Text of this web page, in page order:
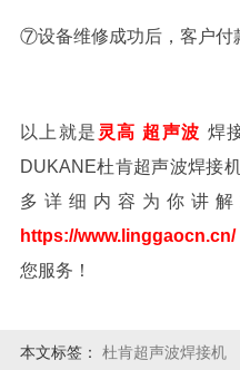
⑦设备维修成功后，客户付
以上就是 灵高 超声波 焊
DUKANE杜肯超声波焊接
多详细内容为你讲
https://www.linggaocn.cn/
您服务！
本文标签： 杜肯超声波焊接机